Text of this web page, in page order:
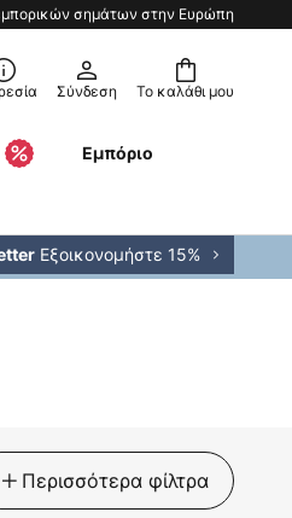
σημάτων στην Ευρώπη
Το καλάθι μου
Σύνδεση
Εμπόριο
Εξοικονομήστε 15%
Περισσότερα φίλτρα